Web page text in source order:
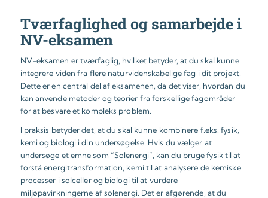
Tværfaglighed og samarbejde i
NV-eksamen
NV-eksamen er tværfaglig, hvilket betyder, at du skal kunne
integrere viden fra flere naturvidenskabelige fag i dit projekt.
Dette er en central del af eksamenen, da det viser, hvordan du
kan anvende metoder og teorier fra forskellige fagområder
for at besvare et kompleks problem.
I praksis betyder det, at du skal kunne kombinere f.eks. fysik,
kemi og biologi i din undersøgelse. Hvis du vælger at
undersøge et emne som “Solenergi”, kan du bruge fysik til at
forstå energitransformation, kemi til at analysere de kemiske
processer i solceller og biologi til at vurdere
miljøpåvirkningerne af solenergi. Det er afgørende, at du